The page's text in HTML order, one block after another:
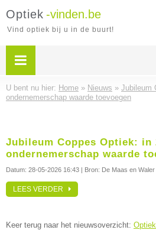
Optiek -vinden.be
Vind optiek bij u in de buurt!
U bent nu hier: Home » Nieuws » Jubileum
ondernemerschap waarde toevoegen
Jubileum Coppes Optiek: in
ondernemerschap waarde
Datum: 28-05-2026 16:43 | Bron: De Maas en Waler
LEES VERDER
Keer terug naar het nieuwsoverzicht: